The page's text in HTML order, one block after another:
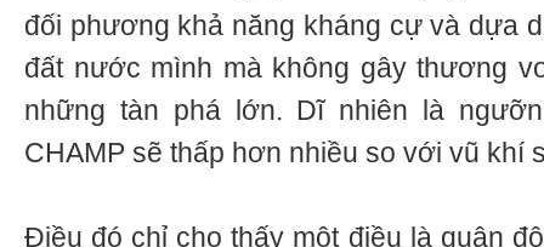
đối phương khả năng kháng cự và dựa
đất nước mình mà không gây thương
những tàn phá lớn. Dĩ nhiên là
CHAMP sẽ thấp hơn nhiều so với vũ khí
Điều đó chỉ cho thấy một điều là quân